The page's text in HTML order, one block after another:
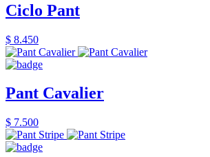
Ciclo Pant
$ 8.450
Pant Cavalier
$ 7.500